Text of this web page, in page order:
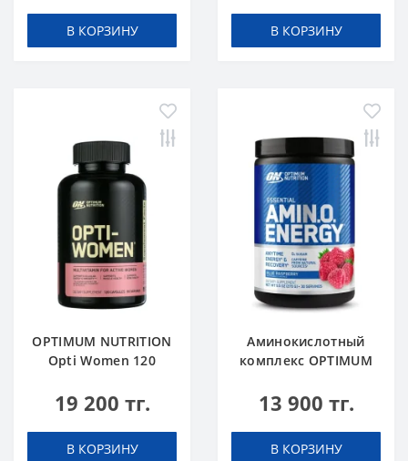
В КОРЗИНУ В КОРЗИНУ
OPTIMUM NUTRITION
Opti Women 120
19 200 тг.
В КОРЗИНУ
Аминокислотный
комплекс OPTIMUM
Energy 270 g Blue
13 900 тг.
В КОРЗИНУ